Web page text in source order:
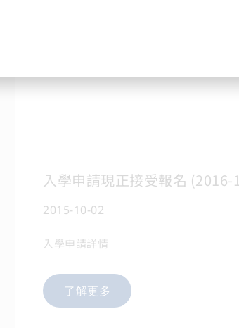
入學申請現正接受報名
2015-10-02
入學申請詳情
了解更多